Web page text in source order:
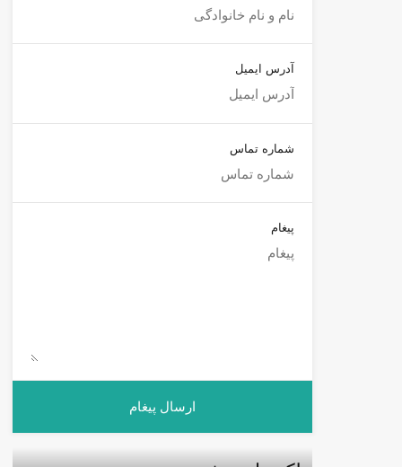
آدرس ایمیل
شماره تماس
پیغام